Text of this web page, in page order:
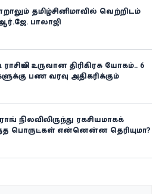
தமிழ்சினிமாவில் வெற்றிடம்
பாலாஜி
உருவான திரிகிரக யோகம்.. 6
பண வரவு அதிகரிக்கும்
நிலவிலிருந்து ரகசியமாகக்
பொருட்கள் என்னென்ன தெரியுமா?